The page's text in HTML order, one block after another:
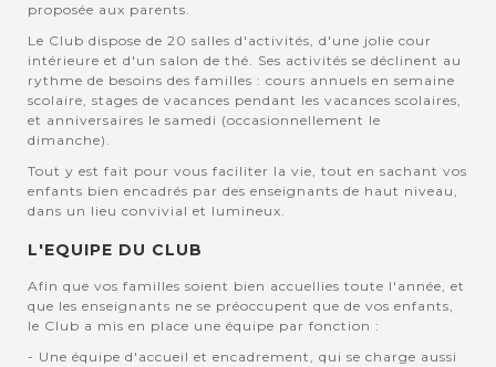
proposée aux parents.
Le Club dispose de 20 salles d'activités, d'une jolie cour
intérieure et d'un salon de thé. Ses activités se déclinent au
rythme de besoins des familles : cours annuels en semaine
scolaire, stages de vacances pendant les vacances scolaires,
et anniversaires le samedi (occasionnellement le
dimanche).
Tout y est fait pour vous faciliter la vie, tout en sachant vos
enfants bien encadrés par des enseignants de haut niveau,
dans un lieu convivial et lumineux.
L'EQUIPE DU CLUB
Afin que vos familles soient bien accuellies toute l'année, et
que les enseignants ne se préoccupent que de vos enfants,
le Club a mis en place une équipe par fonction :
- Une équipe d'accueil et encadrement, qui se charge aussi